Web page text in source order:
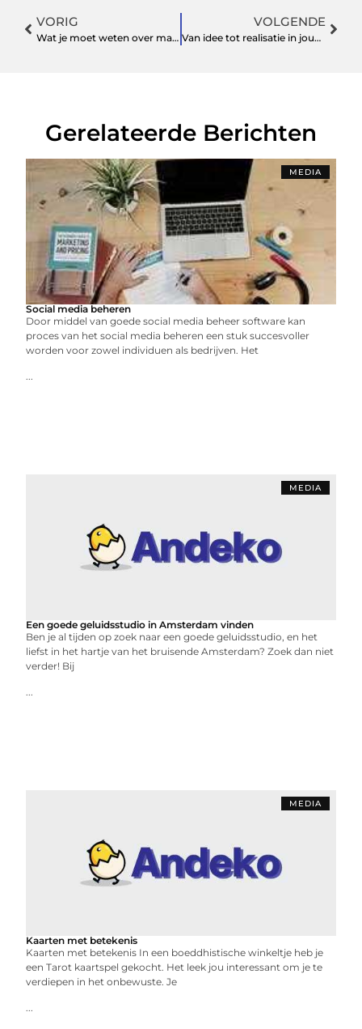
VORIG
Wat je moet weten over marketing begrippen
VOLGENDE
Van idee tot realisatie in jouw tuin
Gerelateerde Berichten
MEDIA
Social media beheren
Door middel van goede social media beheer software kan
proces van het social media beheren een stuk succesvoller
worden voor zowel individuen als bedrijven. Het
...
MEDIA
Een goede geluidsstudio in Amsterdam vinden
Ben je al tijden op zoek naar een goede geluidsstudio, en het
liefst in het hartje van het bruisende Amsterdam? Zoek dan niet
verder! Bij
...
MEDIA
Kaarten met betekenis
Kaarten met betekenis In een boeddhistische winkeltje heb je
een Tarot kaartspel gekocht. Het leek jou interessant om je te
verdiepen in het onbewuste. Je
...